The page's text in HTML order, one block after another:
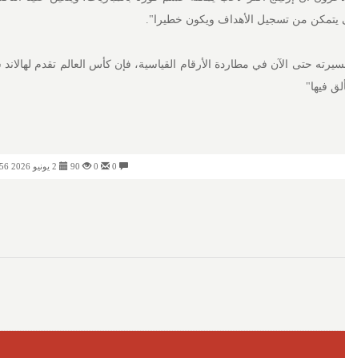
يتمكن من تسجيل الأهداف ويكون خطيرا".
حتى الآن في مطاردة الأرقام القياسية، فإن كأس العالم تقدم لهالاند
فيها"
90